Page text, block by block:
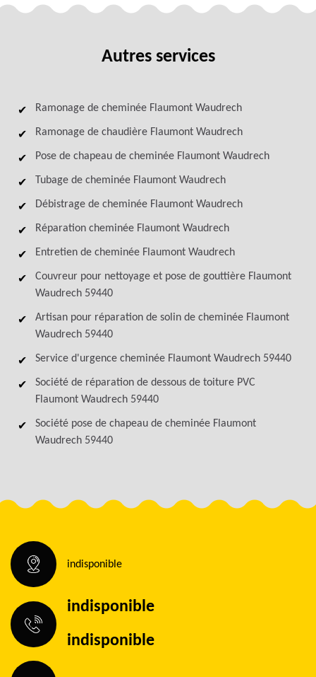
Autres services
Ramonage de cheminée Flaumont Waudrech
Ramonage de chaudière Flaumont Waudrech
Pose de chapeau de cheminée Flaumont Waudrech
Tubage de cheminée Flaumont Waudrech
Débistrage de cheminée Flaumont Waudrech
Réparation cheminée Flaumont Waudrech
Entretien de cheminée Flaumont Waudrech
Couvreur pour nettoyage et pose de gouttière Flaumont
Waudrech 59440
Artisan pour réparation de solin de cheminée Flaumont
Waudrech 59440
Service d'urgence cheminée Flaumont Waudrech 59440
Société de réparation de dessous de toiture PVC
Flaumont Waudrech 59440
Société pose de chapeau de cheminée Flaumont
Waudrech 59440
indisponible
indisponible
indisponible